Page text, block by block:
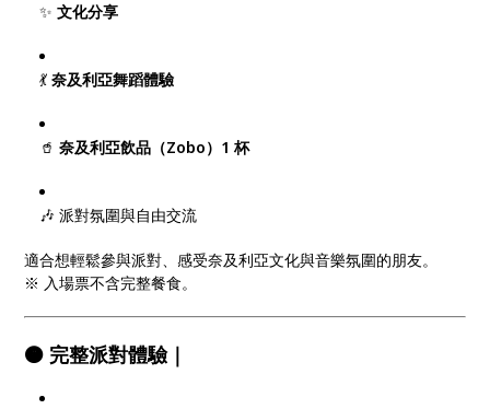
✨文化分享
💃奈及利亞舞蹈體驗
🥤奈及利亞飲品（Zobo）1 杯
🎶 派對氛圍與自由交流
適合想輕鬆參與派對、感受奈及利亞文化與音樂氛圍的朋友。
※ 入場票不含完整餐食。
🟠 完整派對體驗｜